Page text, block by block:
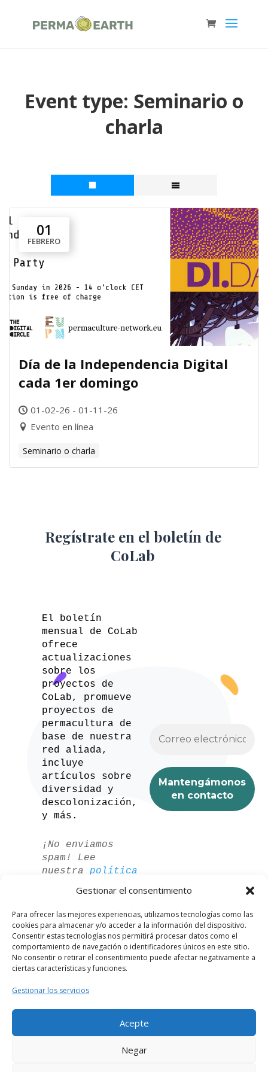
Gestionar el consentimiento
Para ofrecer las mejores experiencias, utilizamos tecnologías como las
cookies para almacenar y/o acceder a la información del dispositivo.
Consentir estas tecnologías nos permitirá procesar datos como el
comportamiento de navegación o identificadores únicos en este sitio.
No consentir o retirar el consentimiento puede afectar negativamente a
ciertas características y funciones.
Gestionar los servicios
Acepte
Negar
Event type: Seminario o
charla
01
FEBRERO
Día de la Independencia Digital
cada 1er domingo
01-02-26 - 01-11-26
Evento en línea
Seminario o charla
Regístrate en el boletín de
CoLab
El boletín
mensual de CoLab
ofrece
actualizaciones
sobre los
proyectos de
CoLab, promueve
proyectos de
permacultura de
base de nuestra
red aliada,
incluye
artículos sobre
diversidad y
descolonización,
y más.
¡No enviamos
spam! Lee
nuestra política
para más
información.